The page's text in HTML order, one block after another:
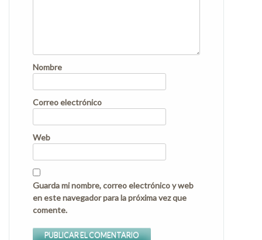
Nombre
Correo electrónico
Web
Guarda mi nombre, correo electrónico y web
en este navegador para la próxima vez que
comente.